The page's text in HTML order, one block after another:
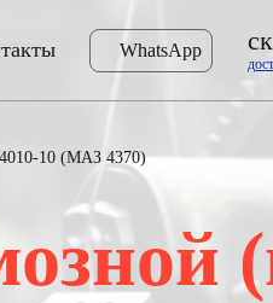
WhatsApp
10 (МАЗ 4370)